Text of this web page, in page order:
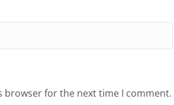
browser for the next time I comment.